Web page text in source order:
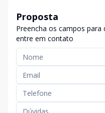
Proposta
Preencha os campos para
entre em contato